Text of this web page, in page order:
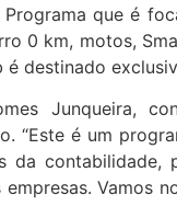
que é
0 km, motos,
destinado
Junqueira,
“Este é um
contabilidade,